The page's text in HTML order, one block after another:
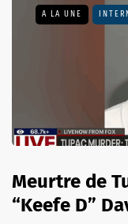
A LA UNE
Meurtre de
“Keefe D”